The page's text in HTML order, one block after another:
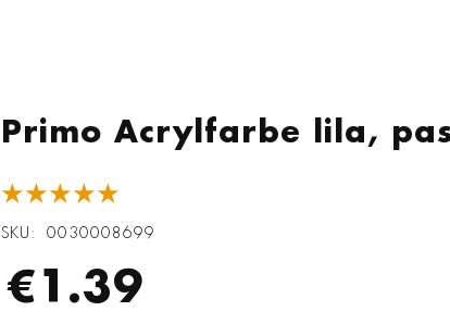
Primo Acrylfarbe lila,
★★★★★
SKU 0030008699
€1.39